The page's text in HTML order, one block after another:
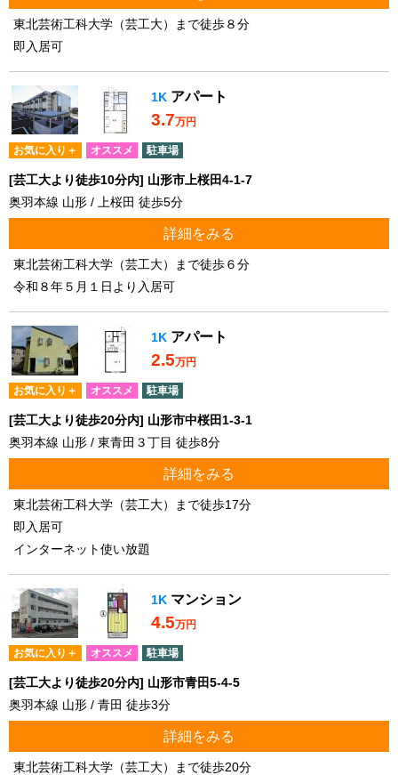
東北芸術工科大学（芸工大）まで徒歩８分
即入居可
1K アパート
3.7万円
お気に入り＋ オススメ 駐車場
[芸工大より徒歩10分内] 山形市上桜田4-1-7
奥羽本線 山形 / 上桜田 徒歩5分
詳細をみる
東北芸術工科大学（芸工大）まで徒歩６分
令和８年５月１日より入居可
1K アパート
2.5万円
お気に入り＋ オススメ 駐車場
[芸工大より徒歩20分内] 山形市中桜田1-3-1
奥羽本線 山形 / 東青田３丁目 徒歩8分
詳細をみる
東北芸術工科大学（芸工大）まで徒歩17分
即入居可
インターネット使い放題
1K マンション
4.5万円
お気に入り＋ オススメ 駐車場
[芸工大より徒歩20分内] 山形市青田5-4-5
奥羽本線 山形 / 青田 徒歩3分
詳細をみる
東北芸術工科大学（芸工大）まで徒歩20分